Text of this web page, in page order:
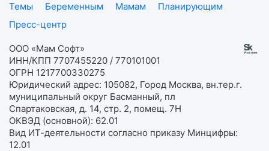
Темы
Беременным Мамам
Планирующим
Пресс-центр
ООО «Мам Софт»
ИНН/КПП 7707455220 / 770101001
ОГРН 1217700330275
Юридический адрес: 105082, Город Москва, вн.тер.г.
муниципальный округ Басманный, пл
Спартаковская, д. 14, стр. 2, помещ. 7Н
ОКВЭД (основной): 62.01
Вид ИТ-деятельности согласно приказу Минцифры:
12.01